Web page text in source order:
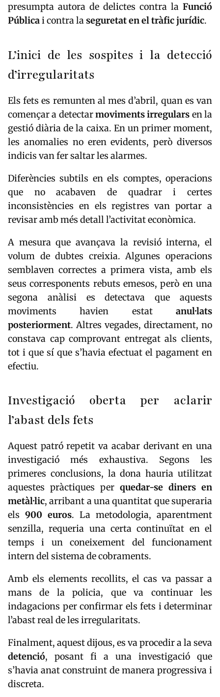
presumpta autora de delictes contra la Funció
Públicai contra laseguretat en el tràfic jurídic.
L’inici de les sospites i la detecció
d’irregularitats
Els fets es remunten al mes d’abril, quan es van
començar a detectarmoviments irregulars en la
gestió diària de la caixa. En un primer moment,
les anomalies no eren evidents, però diversos
indicis van fer saltar les alarmes.
Diferències subtils en els comptes, operacions
que no acabaven de quadrar i certes
inconsistències en els registres van portar a
revisar amb més detall l’activitat econòmica.
A mesura que avançava la revisió interna, el
volum de dubtes creixia. Algunes operacions
semblaven correctes a primera vista, amb els
seus corresponents rebuts emesos, però en una
segona anàlisi es detectava que aquests
moviments havien estat anul·lats
posteriorment. Altres vegades, directament, no
constava cap comprovant entregat als clients,
tot i que sí que s’havia efectuat el pagament en
efectiu.
Investigació oberta per aclarir
l’abast dels fets
Aquest patró repetit va acabar derivant en una
investigació més exhaustiva. Segons les
primeres conclusions, la dona hauria utilitzat
aquestes pràctiques per quedar-se diners en
metàl·lic, arribant a una quantitat que superaria
els 900 euros. La metodologia, aparentment
senzilla, requeria una certa continuïtat en el
temps i un coneixement del funcionament
intern del sistema de cobraments.
Amb els elements recollits, el cas va passar a
mans de la policia, que va continuar les
indagacions per confirmar els fets i determinar
l’abast real de les irregularitats.
Finalment, aquest dijous, es va procedir a la seva
detenció, posant fi a una investigació que
s’havia anat construint de manera progressiva i
discreta.